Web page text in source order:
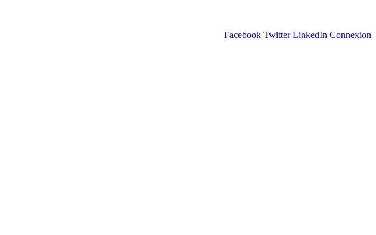
Facebook Twitter LinkedIn Connexion